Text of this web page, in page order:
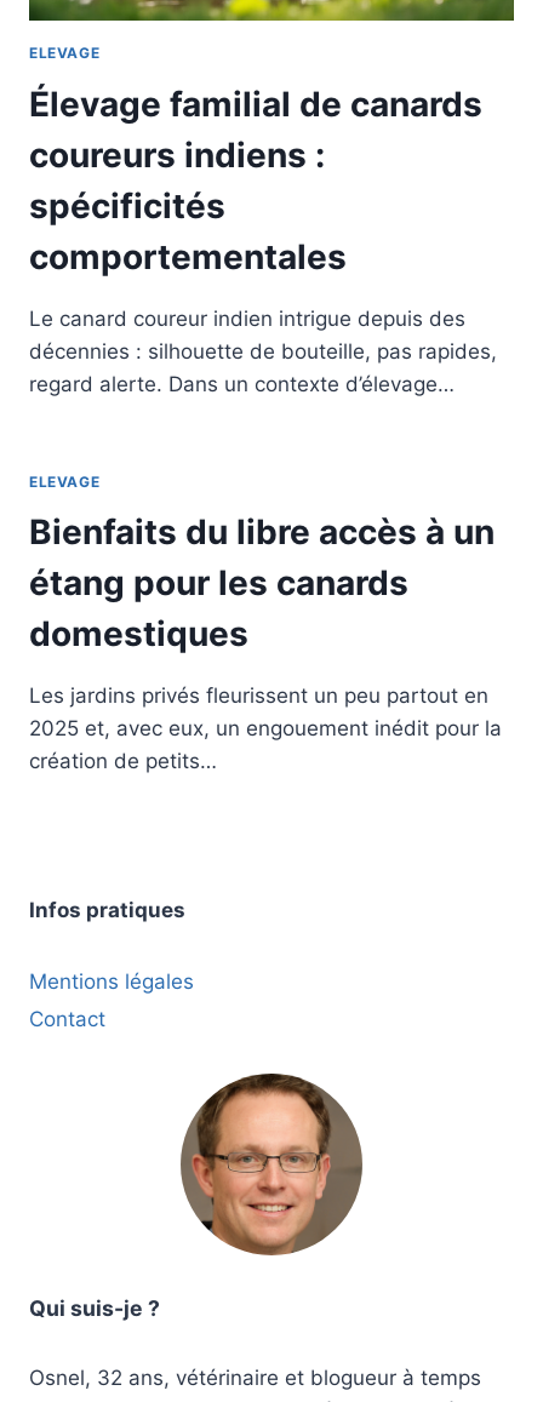
ELEVAGE
Élevage familial de canards
coureurs indiens :
spécificités
comportementales
Le canard coureur indien intrigue depuis des
décennies : silhouette de bouteille, pas rapides,
regard alerte. Dans un contexte d’élevage…
ELEVAGE
Bienfaits du libre accès à un
étang pour les canards
domestiques
Les jardins privés fleurissent un peu partout en
2025 et, avec eux, un engouement inédit pour la
création de petits…
Infos pratiques
Mentions légales
Contact
Qui suis-je ?
Osnel, 32 ans, vétérinaire et blogueur à temps